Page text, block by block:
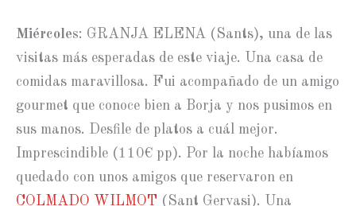
Miércoles: GRANJA ELENA (Sants), una de las
visitas más esperadas de este viaje. Una casa de
comidas maravillosa. Fui acompañado de un amigo
gourmet que conoce bien a Borja y nos pusimos en
sus manos. Desfile de platos a cuál mejor.
Imprescindible (110€ pp). Por la noche habíamos
quedado con unos amigos que reservaron en
COLMADO WILMOT (Sant Gervasi). Una